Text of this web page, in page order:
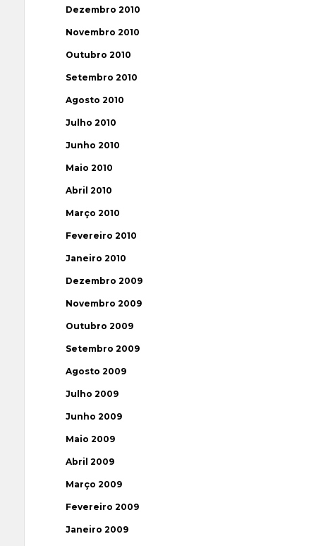
Dezembro 2010
Novembro 2010
Outubro 2010
Setembro 2010
Agosto 2010
Julho 2010
Junho 2010
Maio 2010
Abril 2010
Março 2010
Fevereiro 2010
Janeiro 2010
Dezembro 2009
Novembro 2009
Outubro 2009
Setembro 2009
Agosto 2009
Julho 2009
Junho 2009
Maio 2009
Abril 2009
Março 2009
Fevereiro 2009
Janeiro 2009